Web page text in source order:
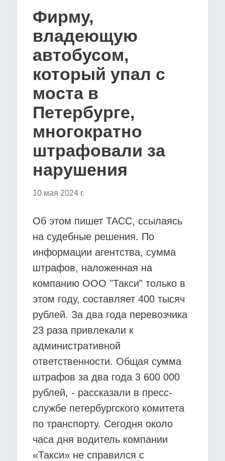
Фирму,
владеющую
автобусом,
который упал с
моста в
Петербурге,
многократно
штрафовали за
нарушения
10 мая 2024 г.
Об этом пишет ТАСС, ссылаясь
на судебные решения. По
информации агентства, сумма
штрафов, наложенная на
компанию ООО "Такси" только в
этом году, составляет 400 тысяч
рублей. За два года перевозчика
23 раза привлекали к
административной
ответственности. Общая сумма
штрафов за два года 3 600 000
рублей, - рассказали в пресс-
службе петербургского комитета
по транспорту. Сегодня около
часа дня водитель компании
«Такси» не справился с